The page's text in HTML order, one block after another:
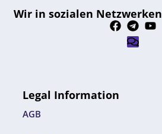
Wir in sozialen Netzwerken
Legal Information
AGB